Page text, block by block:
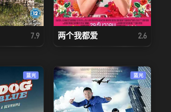
7.9 两个我都爱 2.6
蓝光 蓝光